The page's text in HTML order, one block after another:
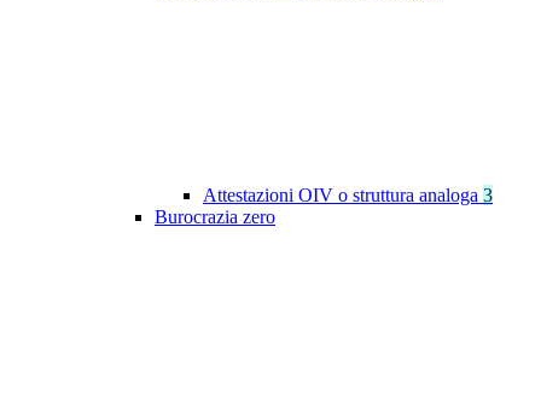
Attestazioni OIV o struttura analoga 3
Burocrazia zero